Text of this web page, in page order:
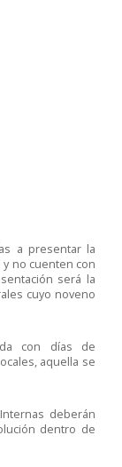
a presentar la
no cuenten con
será la
cuyo noveno
con días de
aquella se
deberán
dentro de